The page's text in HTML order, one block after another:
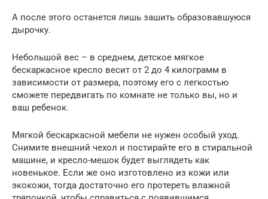
А после этого останется лишь зашить образовавшуюся
дырочку.
Небольшой вес – в среднем, детское мягкое
бескаркасное кресло весит от 2 до 4 килограмм в
зависимости от размера, поэтому его с легкостью
сможете передвигать по комнате не только вы, но и
ваш ребенок.
Мягкой бескаркасной мебели не нужен особый уход.
Снимите внешний чехол и постирайте его в стиральной
машине, и кресло-мешок будет выглядеть как
новенькое. Если же оно изготовлено из кожи или
экокожи, тогда достаточно его протереть влажной